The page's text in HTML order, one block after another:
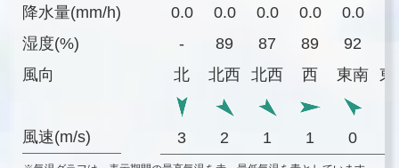
降水量(mm/h)
湿度(%)
風向
風速(m/s)
0.0 0.0 0.0 0.0 0.0
-
89 87 89 92
北
北西 北西 西 東南 東
3 2 1 1 0